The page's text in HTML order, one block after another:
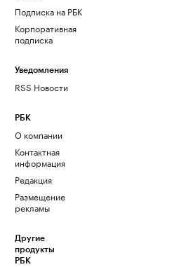
Подписка на РБК
Корпоративная
подписка
Уведомления
RSS Новости
РБК
О компании
Контактная
информация
Редакция
Размещение
рекламы
Другие
продукты
РБК